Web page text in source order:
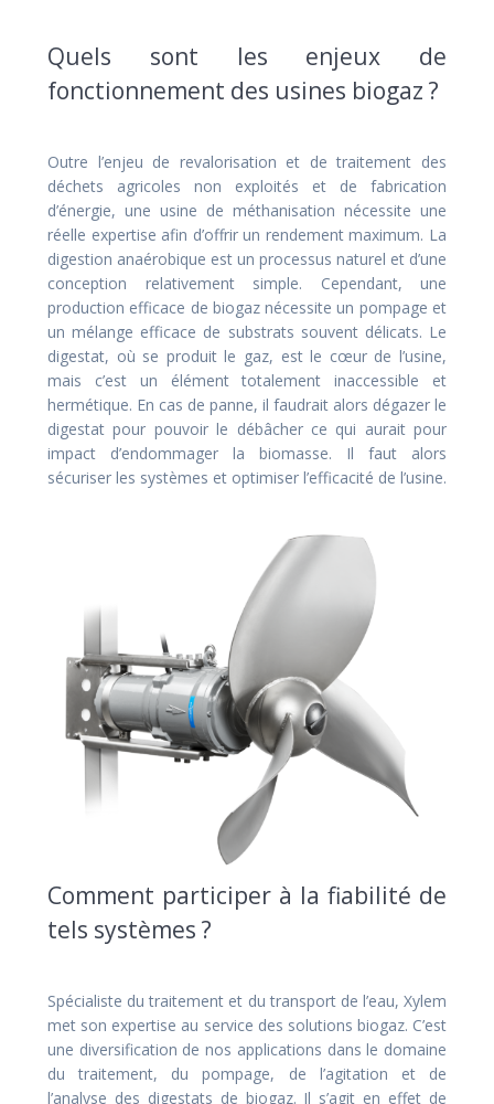
Quels sont les enjeux de
fonctionnement des usines biogaz ?
Outre l’enjeu de revalorisation et de traitement des
déchets agricoles non exploités et de fabrication
d’énergie, une usine de méthanisation nécessite une
réelle expertise afin d’offrir un rendement maximum. La
digestion anaérobique est un processus naturel et d’une
conception relativement simple. Cependant, une
production efficace de biogaz nécessite un pompage et
un mélange efficace de substrats souvent délicats. Le
digestat, où se produit le gaz, est le cœur de l’usine,
mais c’est un élément totalement inaccessible et
hermétique. En cas de panne, il faudrait alors dégazer le
digestat pour pouvoir le débâcher ce qui aurait pour
impact d’endommager la biomasse. Il faut alors
sécuriser les systèmes et optimiser l’efficacité de l’usine.
Comment participer à la fiabilité de
tels systèmes ?
Spécialiste du traitement et du transport de l’eau, Xylem
met son expertise au service des solutions biogaz. C’est
une diversification de nos applications dans le domaine
du traitement, du pompage, de l’agitation et de
l’analyse des digestats de biogaz. Il s’agit en effet de